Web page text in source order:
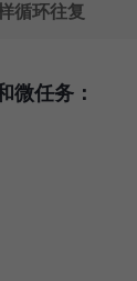
循环往复
微任务：